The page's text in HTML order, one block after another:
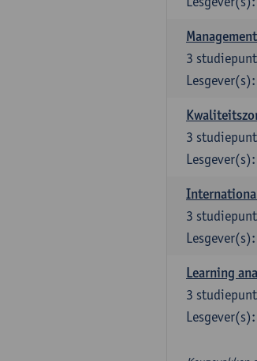
3
Lesgever(s):
3
Lesgever(s):
3
Lesgever(s):
Learning
3
Lesgever(s):